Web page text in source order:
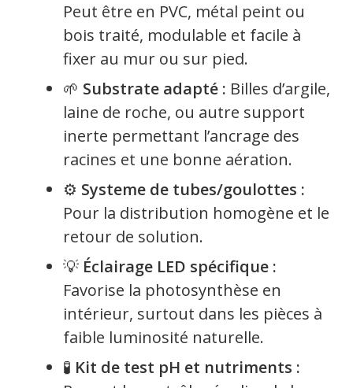
Peut être en PVC, métal peint ou
bois traité, modulable et facile à
fixer au mur ou sur pied.
🌱 Substrate adapté : Billes d’argile,
laine de roche, ou autre support
inerte permettant l’ancrage des
racines et une bonne aération.
⚙️ Systeme de tubes/goulottes :
Pour la distribution homogène et le
retour de solution.
💡 Éclairage LED spécifique :
Favorise la photosynthèse en
intérieur, surtout dans les pièces à
faible luminosité naturelle.
🧪 Kit de test pH et nutriments :